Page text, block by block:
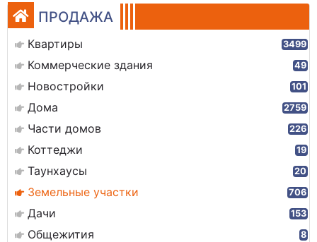
ПРОДАЖА
Квартиры 3499
Коммерческие здания 49
Новостройки 101
Дома 2759
Части домов 226
Коттеджи 19
Таунхаусы 20
Земельные участки 706
Дачи 153
Общежития 8